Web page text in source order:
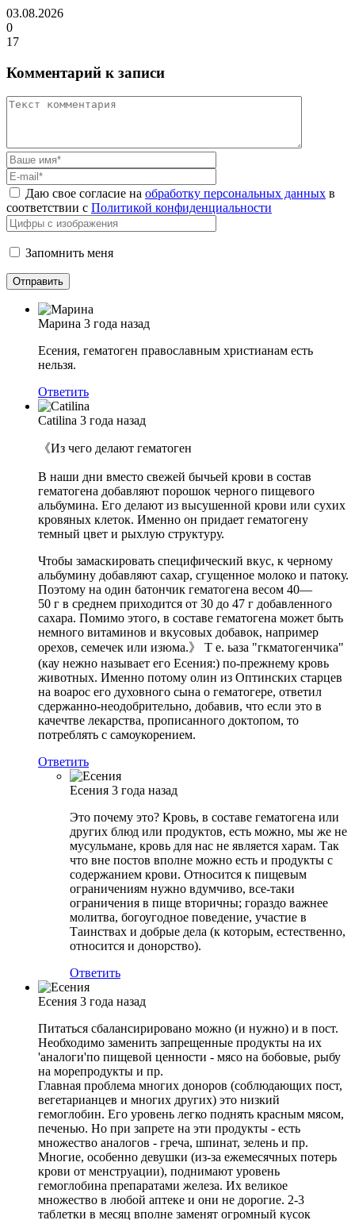
03.08.2026
0
17
Комментарий к записи
Даю свое согласие на обработку персональных данных в
соответствии с Политикой конфиденциальности
Запомнить меня
Марина 3 года назад
Есения, гематоген православным христианам есть
нельзя.
Ответить
Catilina 3 года назад
《Из чего делают гематоген
В наши дни вместо свежей бычьей крови в состав
гематогена добавляют порошок черного пищевого
альбумина. Его делают из высушенной крови или сухих
кровяных клеток. Именно он придает гематогену
темный цвет и рыхлую структуру.
Чтобы замаскировать специфический вкус, к черному
альбумину добавляют сахар, сгущенное молоко и патоку.
Поэтому на один батончик гематогена весом 40—
50 г в среднем приходится от 30 до 47 г добавленного
сахара. Помимо этого, в составе гематогена может быть
немного витаминов и вкусовых добавок, например
орехов, семечек или изюма.》 Т е. ьаза "гкматогенчика"
(кау нежно называет его Есения:) по-прежнему кровь
животных. Именно потому олин из Оптинских старцев
на воарос его духовного сына о гематогере, ответил
сдержанно-неодобрительно, добавив, что если это в
качечтве лекарства, прописанного доктопом, то
потреблять с самоукорением.
Ответить
Есения 3 года назад
Это почему это? Кровь, в составе гематогена или
других блюд или продуктов, есть можно, мы же не
мусульмане, кровь для нас не является харам. Так
что вне постов вполне можно есть и продукты с
содержанием крови. Относится к пищевым
ограничениям нужно вдумчиво, все-таки
ограничения в пище вторичны; гораздо важнее
молитва, богоугодное поведение, участие в
Таинствах и добрые дела (к которым, естественно,
относится и донорство).
Ответить
Есения 3 года назад
Питаться сбалансирировано можно (и нужно) и в пост.
Необходимо заменить запрещенные продукты на их
'аналоги'по пищевой ценности - мясо на бобовые, рыбу
на морепродукты и пр.
Главная проблема многих доноров (соблюдающих пост,
вегетарианцев и многих других) это низкий
гемоглобин. Его уровень легко поднять красным мясом,
печенью. Но при запрете на эти продукты - есть
множество аналогов - греча, шпинат, зелень и пр.
Многие, особенно девушки (из-за ежемесячных потерь
крови от менструации), поднимают уровень
гемоглобина препаратами железа. Их великое
множество в любой аптеке и они не дорогие. 2-3
таблетки в месяц вполне заменят огромный кусок